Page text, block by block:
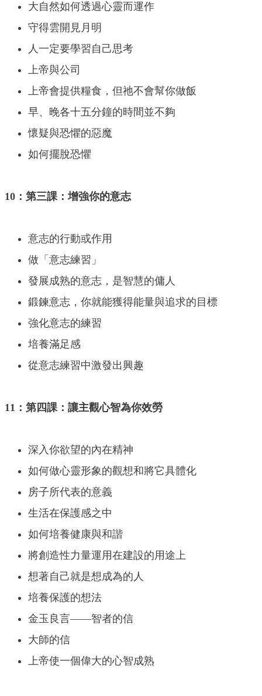
大自然如何透過心靈而運作
守得雲開見月明
人一定要學習自己思考
上帝與公司
上帝會提供糧食，但祂不會幫你做飯
早、晚各十五分鐘的時間並不夠
懷疑與恐懼的惡魔
如何擺脫恐懼
10：第三課：增強你的意志
意志的行動或作用
做「意志練習」
發展成熟的意志，是智慧的傭人
鍛鍊意志，你就能獲得能量與追求的目標
強化意志的練習
培養滿足感
從意志練習中激發出興趣
11：第四課：讓主觀心智為你效勞
深入你欲望的內在精神
如何做心靈形象的觀想和將它具體化
房子所代表的意義
生活在保護感之中
如何培養健康與和諧
將創造性力量運用在建設的用途上
想著自己就是想成為的人
培養保護的想法
金玉良言——智者的信
大師的信
上帝使一個偉大的心智成熟